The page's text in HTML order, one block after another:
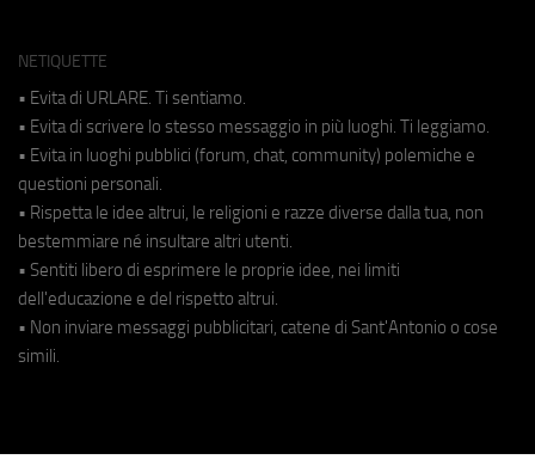
NETIQUETTE
• Evita di URLARE. Ti sentiamo.
• Evita di scrivere lo stesso messaggio in più luoghi. Ti leggiamo.
• Evita in luoghi pubblici (forum, chat, community) polemiche e
questioni personali.
• Rispetta le idee altrui, le religioni e razze diverse dalla tua, non
bestemmiare né insultare altri utenti.
• Sentiti libero di esprimere le proprie idee, nei limiti
dell'educazione e del rispetto altrui.
• Non inviare messaggi pubblicitari, catene di Sant'Antonio o cose
simili.